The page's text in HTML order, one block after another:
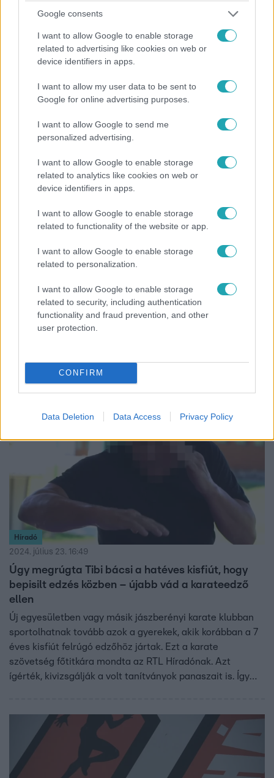
Google consents
I want to allow Google to enable storage
related to advertising like cookies on web or
device identifiers in apps.
I want to allow my user data to be sent to
Google for online advertising purposes.
I want to allow Google to send me
personalized advertising.
I want to allow Google to enable storage
related to analytics like cookies on web or
device identifiers in apps.
I want to allow Google to enable storage
related to functionality of the website or app.
I want to allow Google to enable storage
related to personalization.
I want to allow Google to enable storage
related to security, including authentication
functionality and fraud prevention, and other
user protection.
CONFIRM
Data Deletion Data Access Privacy Policy
Joe Biden nem áll többet ellen, magyar idő szerint
Alelnökét, Kamala Harrist javasolta maga helyett, ő lehet
a demokraták új elnökjelöltje. Magyarországon közben
újabb vádakkal álltak elő a kisfút felrúgó karateedző
állítólagos áldozatai, de a férfi mindent tagad. Exkluzív,
közel félórás interjút készítettünk Radnai Márkkal, a Tisza
közelébe, és reagált a 2015-ös színházi balhéra is.
Továbbra sincs klíma a Szent János Kórházban, de Kásler
Miklós annyit üzent: ő is műtött már 50 fokos műtőben,
Semjén Zsolt pedig csak nevetett, amikor erről kérdezte a
Híradó. Sebestyén Balázs DJ Otiként mutatkozott be a
összeállt a Sztárbox mezőnye. A hét videós
összefoglalója.
lejáratásáról beszélt a gyereket felrúgó
karateedző
A Spanyolországban nyaraló férfi szerint napok óta
Híradó
2024. július 23. 16:49
Úgy megrúgta Tibi bácsi a hatéves kisfiút, hogy
bepisilt edzés közben – újabb vád a karateedző
ellen
Új egyesületben vagy másik jászberényi karate klubban
sportolhatnak tovább azok a gyerekek, akik korábban a 7
éves kisfiút felrúgó edzőhöz jártak. Ezt a karate
szövetség főtitkára mondta az RTL Híradónak. Azt
ígérték, kivizsgálják a volt tanítványok panaszait is. Így
Híradónak. A rendőrség egyelőre garázdaság vétségével
gyanúsítja a bántalmazó férfit, de vizsgálják, hogy
elkövetett-e súlyosabb bűncselekményt is.